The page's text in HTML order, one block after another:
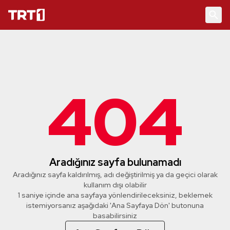
404
Aradığınız sayfa bulunamadı
Aradığınız sayfa kaldırılmış, adı değiştirilmiş ya da geçici olarak
kullanım dışı olabilir
1 saniye içinde ana sayfaya yönlendirileceksiniz, beklemek
istemiyorsanız aşağıdaki 'Ana Sayfaya Dön' butonuna
basabilirsiniz